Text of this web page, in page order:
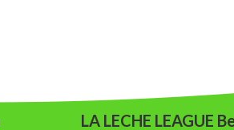
LA LECHE LEAGUE